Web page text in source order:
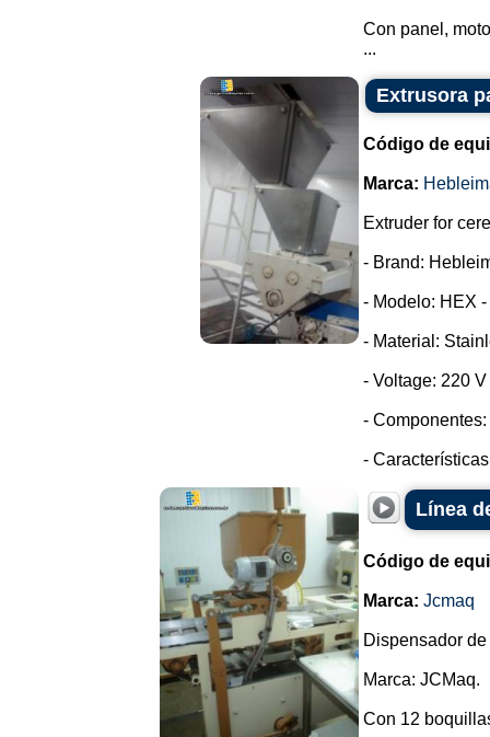
Con panel,
...
Extrusora
Código de
Marca:
Extruder for
- Brand:
- Modelo: HEX
- Material:
- Voltage: 220
-
-
Línea
Código de
Marca: Jcmaq
Dispensador
Marca: JCMaq.
Con 12